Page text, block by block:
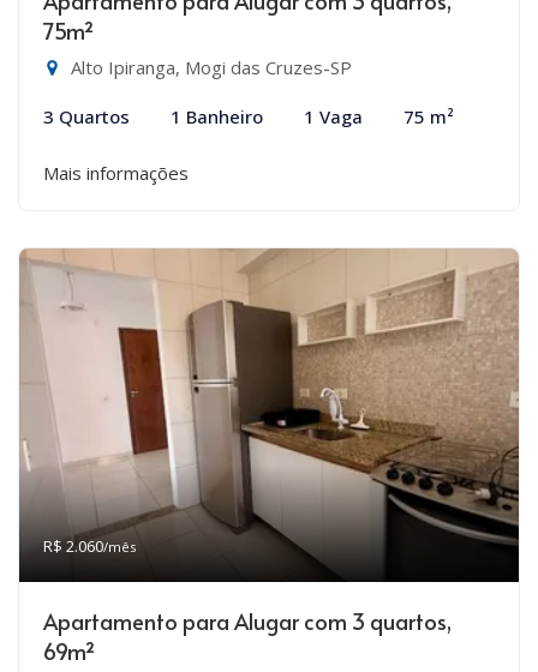
75m²
Alto Ipiranga, Mogi das Cruzes-SP
3 Quartos 1 Banheiro 1 Vaga 75 m²
Mais informações
R$ 2.060/mês
Apartamento para Alugar com 3 quartos,
69m²